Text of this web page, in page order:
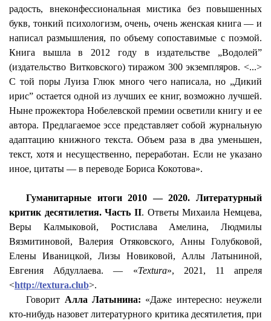
радость, внеконфессиональнаямистика без повышенных
букв, тонкий психологизм, очень, очень женская книга — и
написал размышления, по объему сопоставимые с поэмой.
Книга вышла в 2012 году в издательстве „Водолей”
(издательство Витковского) тиражом 300 экземпляров. <...>
С той поры Луиза Глюк много чего написала, но „Дикий
ирис” остается одной из лучших ее книг, возможно лучшей.
Ныне прожектора Нобелевской премии осветили книгу и ее
автора. Предлагаемое эссе представляет собой журнальную
адаптацию книжного текста. Объем раза в два уменьшен,
текст, хотя и несущественно, переработан. Если не указано
иное, цитаты — в переводе Бориса Кокотова».
Гуманитарные итоги 2010 — 2020. Литературный
критик десятилетия. Часть II. Ответы МихаилаНемцева,
Веры Калмыковой, Ростислава Амелина, Людмилы
Вязмитиновой, Валерия Отяковского, Анны Голубковой,
Елены Иваницкой, Лизы Новиковой, Аллы Латыниной,
Евгения Абдуллаева. — «Textura», 2021, 11 апреля
<http://textura.club>.
Говорит АллаЛатынина: «Даже интересно: неужели
кто-нибудь назовет литературного критика десятилетия, при